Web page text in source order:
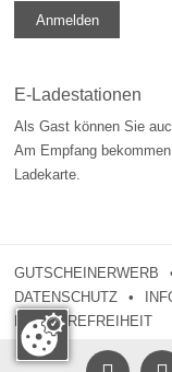
Anmelden
E-Ladestationen
Als Gast können Sie
Am Empfang
Ladekarte.
GUTSCHEINERWERB
DATENSCHUTZ
BARRIEREFREIHEIT